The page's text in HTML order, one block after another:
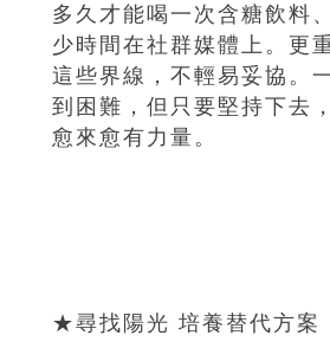
多久才能喝一次含糖飲料
少時間在社群媒體上。更
這些界線，不輕易妥協。
到困難，但只要堅持下去
愈來愈有力量。
★尋找陽光 培養替代方案